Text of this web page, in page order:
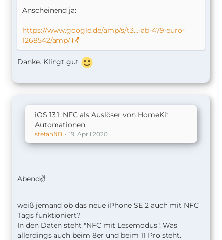
Anscheinend ja:
https://www.google.de/amp/s/t3…-ab-479-euro-
1268542/amp/
Danke. Klingt gut
iOS 13.1: NFC als Auslöser von HomeKit
Automationen
stefanNB 19. April 2020
Abend✌️
weiß jemand ob das neue iPhone SE 2 auch mit NFC
Tags funktioniert?
In den Daten steht "NFC mit Lesemodus". Was
allerdings auch beim 8er und beim 11 Pro steht.